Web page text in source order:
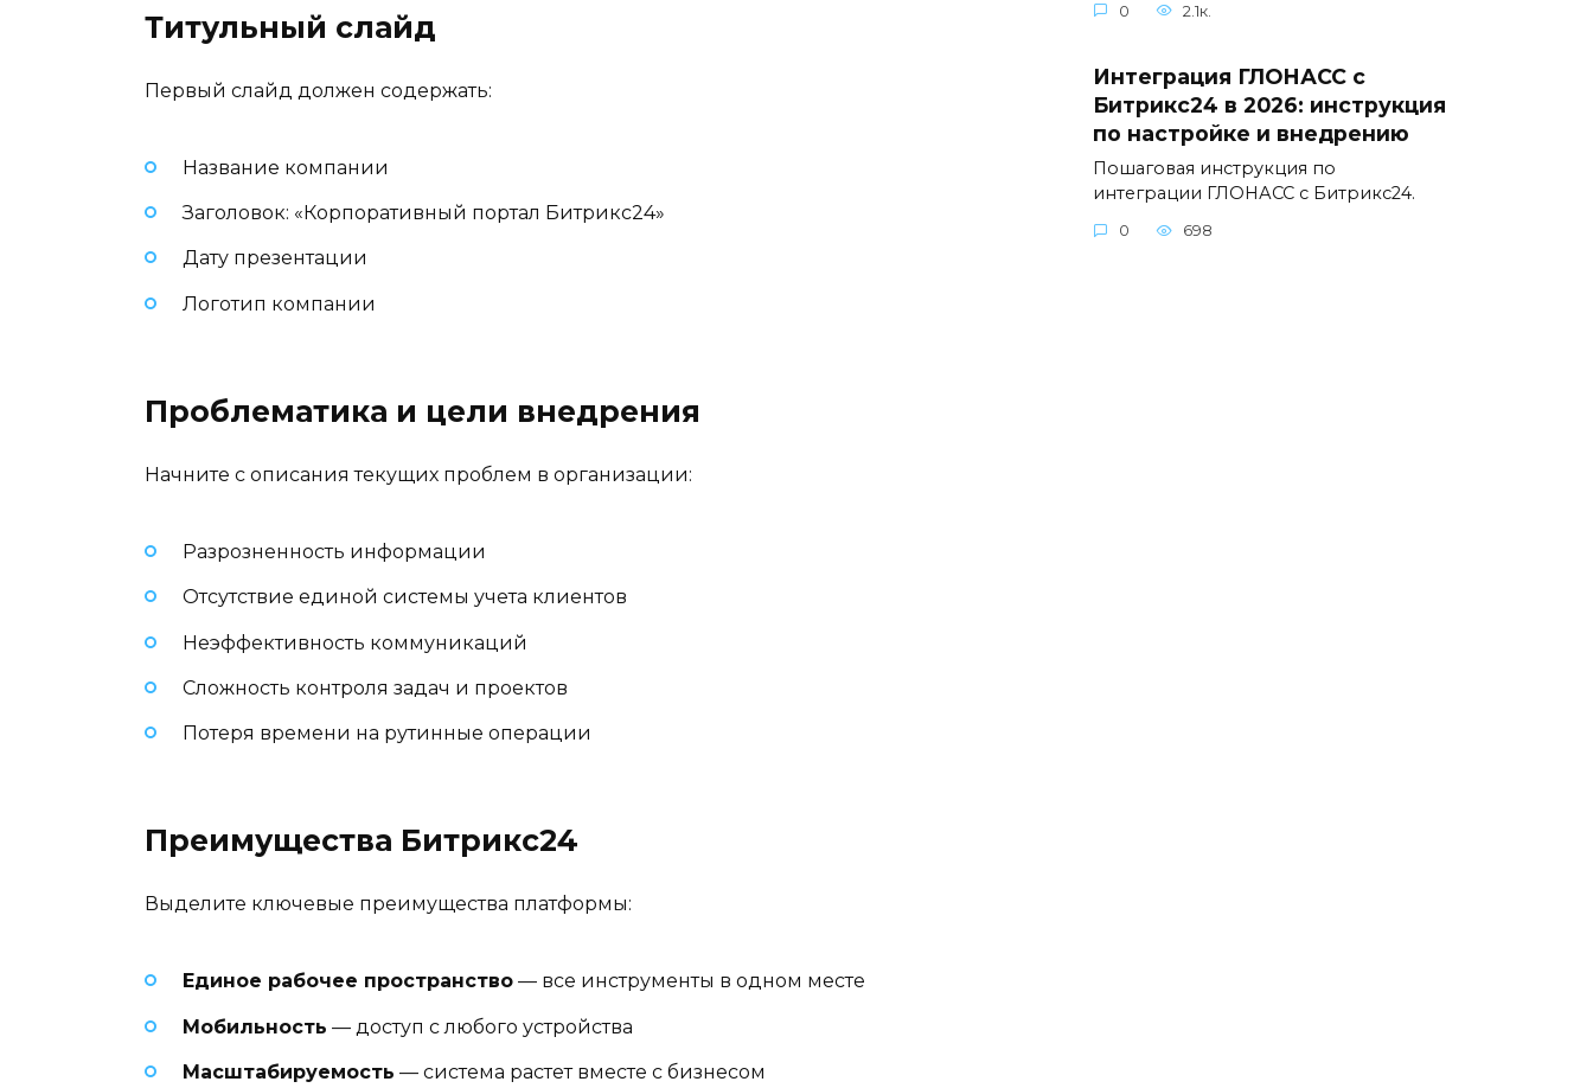
Титульный слайд
Первый слайд должен содержать:
Название компании
Заголовок: «Корпоративный портал Битрикс24»
Дату презентации
Логотип компании
Проблематика и цели внедрения
Начните с описания текущих проблем в организации:
Разрозненность информации
Отсутствие единой системы учета клиентов
Неэффективность коммуникаций
Сложность контроля задач и проектов
Потеря времени на рутинные операции
Преимущества Битрикс24
Выделите ключевые преимущества платформы:
Единое рабочее пространство — все инструменты в одном месте
Мобильность — доступ с любого устройства
Масштабируемость — система растет вместе с бизнесом
0 2.1к.
Интеграция ГЛОНАСС с
Битрикс24 в 2026: инструкция
по настройке и внедрению
Пошаговая инструкция по
интеграции ГЛОНАСС с Битрикс24.
0 698